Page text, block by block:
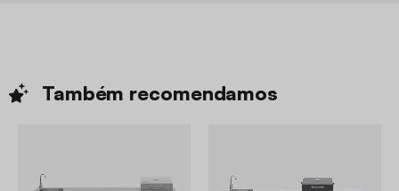
Também recomendamos